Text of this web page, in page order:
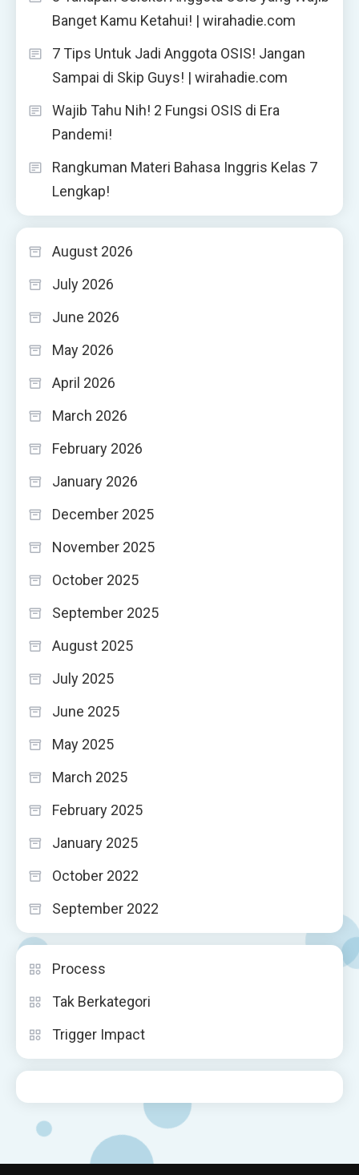
Banget Kamu Ketahui! | wirahadie.com
7 Tips Untuk Jadi Anggota OSIS! Jangan
Sampai di Skip Guys! | wirahadie.com
Wajib Tahu Nih! 2 Fungsi OSIS di Era
Pandemi!
Rangkuman Materi Bahasa Inggris Kelas 7
Lengkap!
August 2026
July 2026
June 2026
May 2026
April 2026
March 2026
February 2026
January 2026
December 2025
November 2025
October 2025
September 2025
August 2025
July 2025
June 2025
May 2025
March 2025
February 2025
January 2025
October 2022
September 2022
Process
Tak Berkategori
Trigger Impact